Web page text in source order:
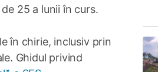
25 a lunii în curs.
în chirie, inclusiv prin
Ghidul privind